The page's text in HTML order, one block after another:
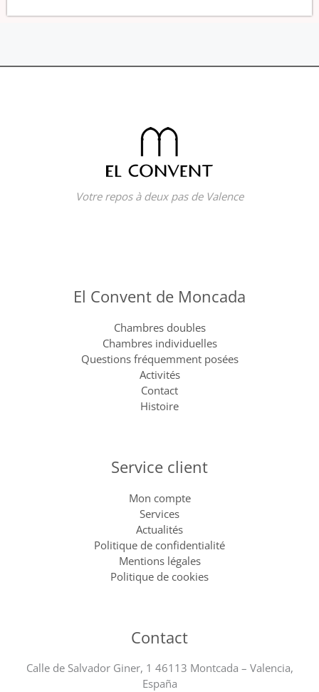
Votre repos à deux pas de Valence
El Convent de Moncada
Chambres doubles
Chambres individuelles
Questions fréquemment posées
Activités
Contact
Histoire
Service client
Mon compte
Services
Actualités
Politique de confidentialité
Mentions légales
Politique de cookies
Contact
Calle de Salvador Giner, 1 46113 Montcada – Valencia,
España